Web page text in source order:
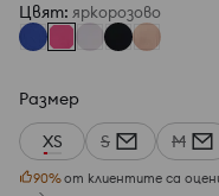
Цвят: яркорозово
Размер
XS S M
90%от клиентите са